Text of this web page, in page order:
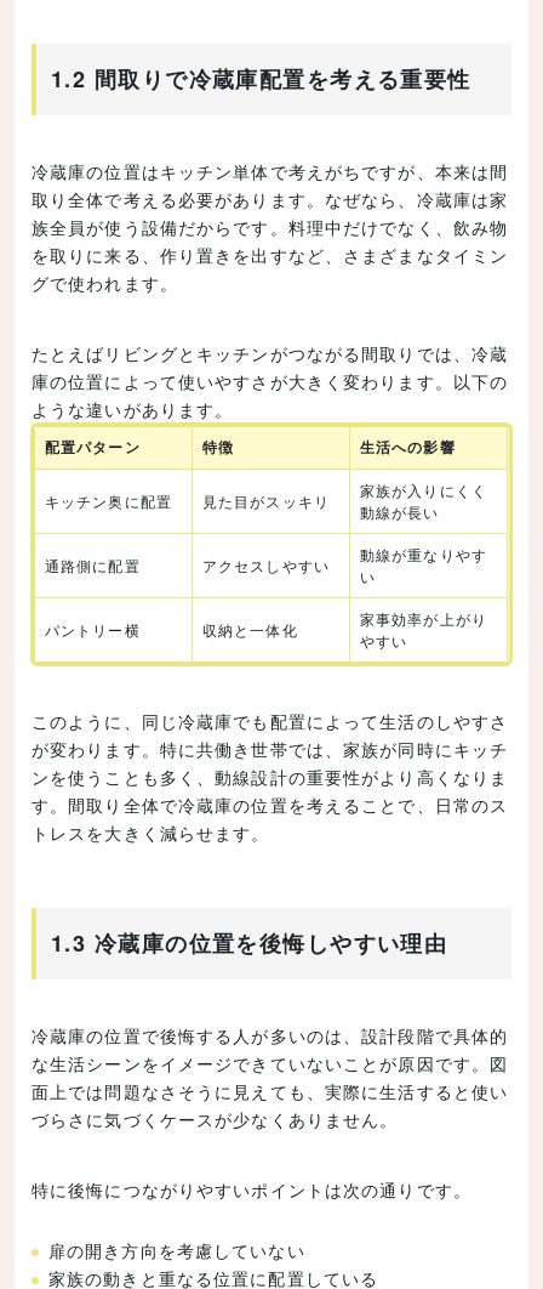
1.2 間取りで冷蔵庫配置を考える重要性
冷蔵庫の位置はキッチン単体で考えがちですが、本来は間
取り全体で考える必要があります。なぜなら、冷蔵庫は家
族全員が使う設備だからです。料理中だけでなく、飲み物
を取りに来る、作り置きを出すなど、さまざまなタイミン
グで使われます。
たとえばリビングとキッチンがつながる間取りでは、冷蔵
庫の位置によって使いやすさが大きく変わります。以下の
ような違いがあります。
配置パターン 特徴 生活への影響
キッチン奥に配置 見た目がスッキリ
家族が入りにくく
動線が長い
通路側に配置 アクセスしやすい
動線が重なりやす
い
パントリー横 収納と一体化
家事効率が上がり
やすい
このように、同じ冷蔵庫でも配置によって生活のしやすさ
が変わります。特に共働き世帯では、家族が同時にキッチ
ンを使うことも多く、動線設計の重要性がより高くなりま
す。間取り全体で冷蔵庫の位置を考えることで、日常のス
トレスを大きく減らせます。
1.3 冷蔵庫の位置を後悔しやすい理由
冷蔵庫の位置で後悔する人が多いのは、設計段階で具体的
な生活シーンをイメージできていないことが原因です。図
面上では問題なさそうに見えても、実際に生活すると使い
づらさに気づくケースが少なくありません。
特に後悔につながりやすいポイントは次の通りです。
扉の開き方向を考慮していない
家族の動きと重なる位置に配置している